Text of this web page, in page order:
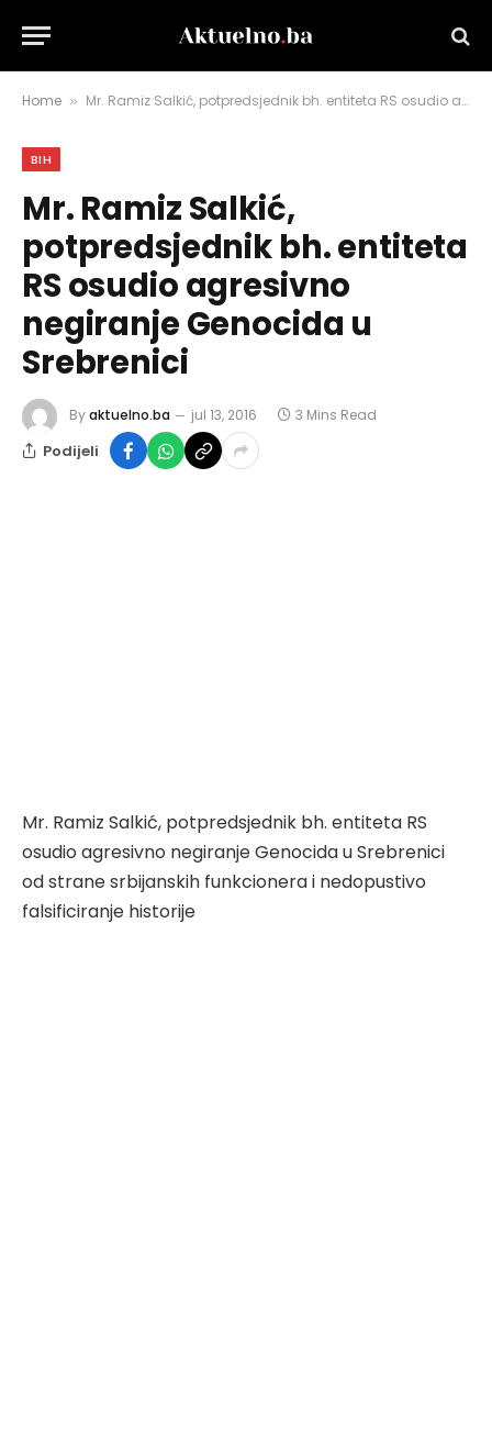
Home » Mr. Ramiz Salkić, potpredsjednik bh. entiteta RS osudio agresivno negiranje Genocida u Srebrenici
BIH
Mr. Ramiz Salkić,
potpredsjednik bh. entiteta
RS osudio agresivno
negiranje Genocida u
Srebrenici
Byaktuelno.ba jul 13, 2016 3 Mins Read
Podijeli
Mr. Ramiz Salkić, potpredsjednik bh. entiteta RS
osudio agresivno negiranje Genocida u Srebrenici
od strane srbijanskih funkcionera i nedopustivo
falsificiranje historije